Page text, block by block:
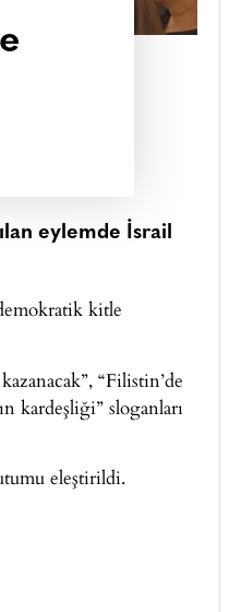
eylemde İsrail
kitle
“Filistin’de
kardeşliği” sloganları
eleştirildi.